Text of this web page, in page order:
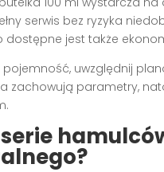
serwis bez ryzyka
dostępne jest także
uwzględnij
zachowują parametry,